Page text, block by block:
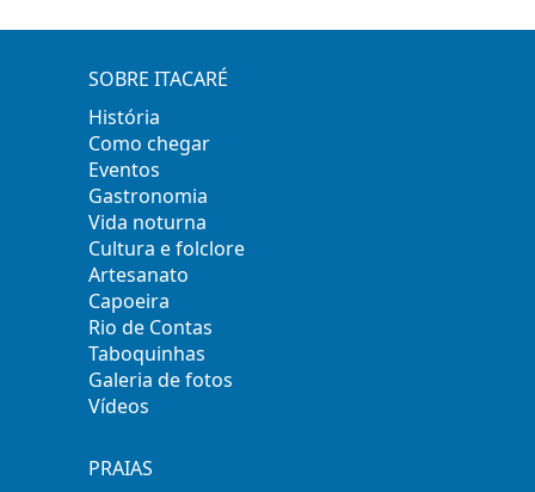
SOBRE ITACARÉ
História
Como chegar
Eventos
Gastronomia
Vida noturna
Cultura e folclore
Artesanato
Capoeira
Rio de Contas
Taboquinhas
Galeria de fotos
Vídeos
PRAIAS